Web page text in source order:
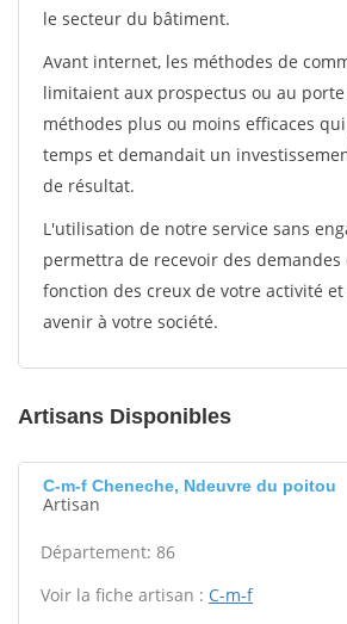
le secteur du bâtiment.
Avant internet, les méthodes de
limitaient aux prospectus ou au porte
méthodes plus ou moins efficaces
temps et demandait un
de résultat.
L'utilisation de notre service sans
permettra de recevoir des demandes
fonction des creux de votre activité
avenir à votre société.
Artisans Disponibles
C-m-f Cheneche, Ndeuvre du poitou
Artisan
Département: 86
Voir la fiche artisan : C-m-f